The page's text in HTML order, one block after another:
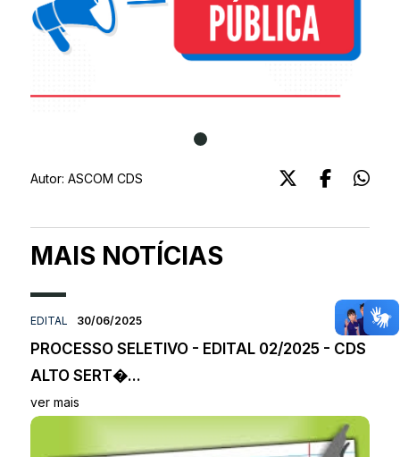
Autor: ASCOM CDS
MAIS NOTÍCIAS
EDITAL 30/06/2025
PROCESSO SELETIVO - EDITAL 02/2025 - CDS
ALTO SERT�...
ver mais